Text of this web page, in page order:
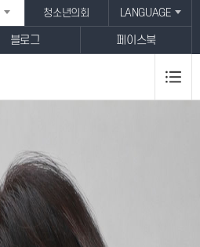
청소년의회 LANGUAGE
블로그 페이스북